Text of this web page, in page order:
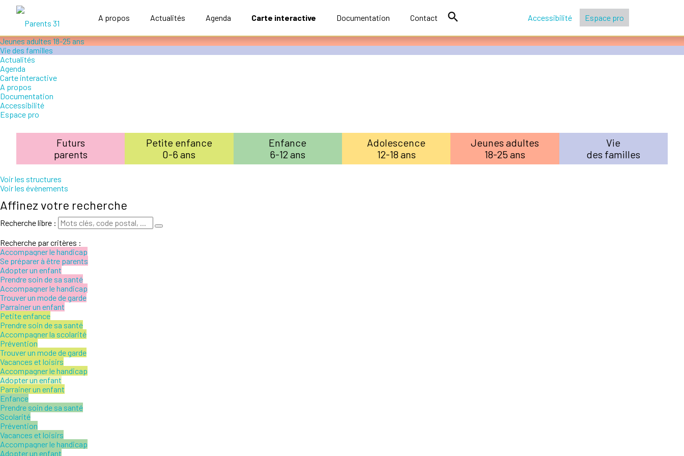
A propos Actualités Agenda Carte interactive Documentation Contact Accessibilité Espace pro
Accompagner le handicap
Petite enfance 0-6 ans
Enfance 6-12 ans
Jeunes adultes 18-25 ans
Vie des familles
Actualités
Agenda
Carte interactive
A propos
Documentation
Accessibilité
Espace pro
Futurs
parents
Petite enfance
0-6 ans
Enfance
6-12 ans
Adolescence
12-18 ans
Jeunes adultes
18-25 ans
Vie
des familles
+
−
Voir les structures
Voir les évènements
Affinez votre recherche
Recherche libre :
Recherche par critères :
Accompagner le handicap
Se préparer à être parents
Adopter un enfant
Prendre soin de sa santé
Accompagner le handicap
Trouver un mode de garde
Parrainer un enfant
Petite enfance
Prendre soin de sa santé
Accompagner la scolarité
Prévention
Trouver un mode de garde
Vacances et loisirs
Accompagner le handicap
Adopter un enfant
Parrainer un enfant
Enfance
Prendre soin de sa santé
Scolarité
Prévention
Vacances et loisirs
Accompagner le handicap
Adopter un enfant